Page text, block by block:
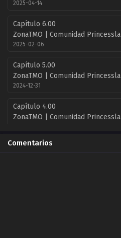
2025-04-14
Capítulo 6.00
ZonaTMO | Comunidad Princessla
2025-02-06
Capítulo 5.00
ZonaTMO | Comunidad Princessla
2024-12-31
Capítulo 4.00
ZonaTMO | Comunidad Princessla
Capítulo 3.00
Comentarios